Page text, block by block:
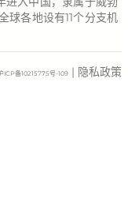
球各地设有11个分支机
ICP备10215775号-109 | 隐私政策